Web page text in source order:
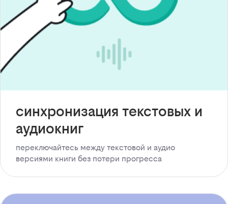
синхронизация текстовых и
аудиокниг
переключайтесь между текстовой и аудио
версиями книги без потери прогресса